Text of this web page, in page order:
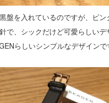
盤を入れているのですが、ピ
で、シックだけど可愛らしい
らしいシンプルなデザイン